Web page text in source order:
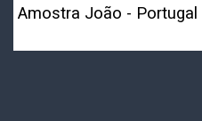
Amostra João - Portugal